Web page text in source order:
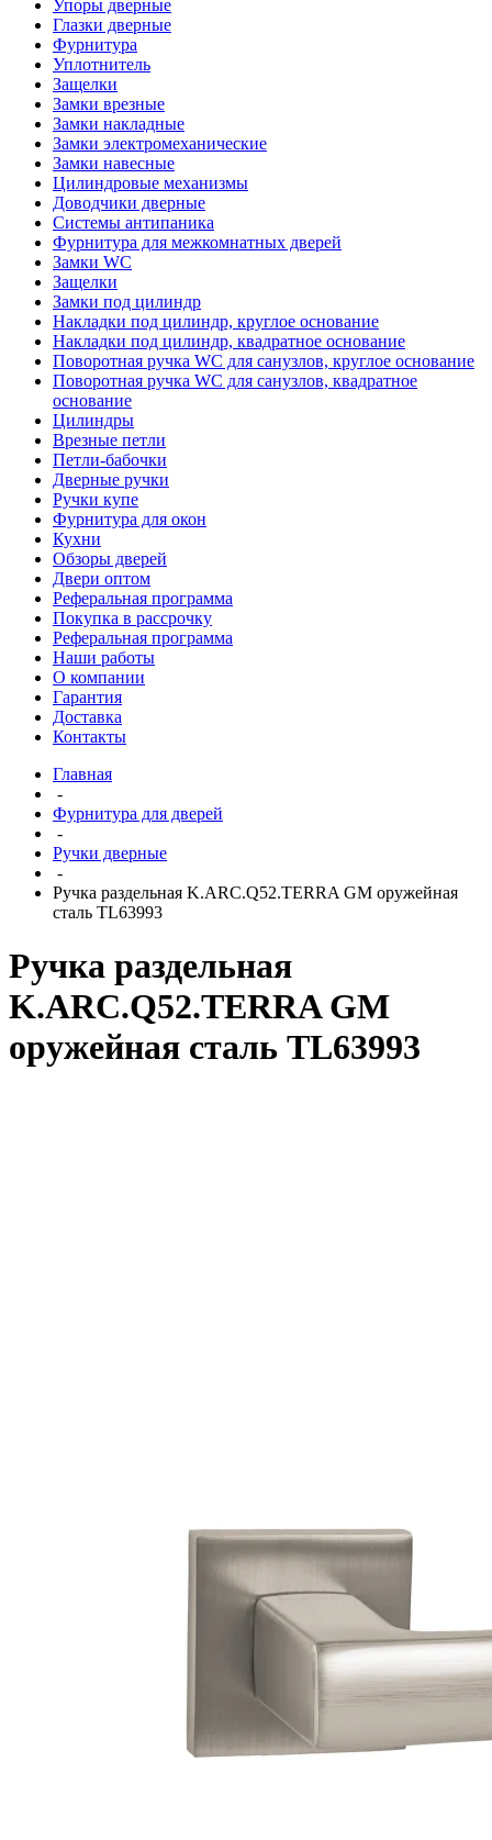
Упоры дверные
Глазки дверные
Фурнитура
Уплотнитель
Защелки
Замки врезные
Замки накладные
Замки электромеханические
Замки навесные
Цилиндровые механизмы
Доводчики дверные
Системы антипаника
Фурнитура для межкомнатных дверей
Замки WC
Защелки
Замки под цилиндр
Накладки под цилиндр, круглое основание
Накладки под цилиндр, квадратное основание
Поворотная ручка WC для санузлов, круглое основание
Поворотная ручка WC для санузлов, квадратное
основание
Цилиндры
Врезные петли
Петли-бабочки
Дверные ручки
Ручки купе
Фурнитура для окон
Кухни
Обзоры дверей
Двери оптом
Реферальная программа
Покупка в рассрочку
Реферальная программа
Наши работы
О компании
Гарантия
Доставка
Контакты
Главная
-
Фурнитура для дверей
-
Ручки дверные
-
Ручка раздельная K.ARC.Q52.TERRA GM оружейная
сталь TL63993
Ручка раздельная
K.ARC.Q52.TERRA GM
оружейная сталь TL63993